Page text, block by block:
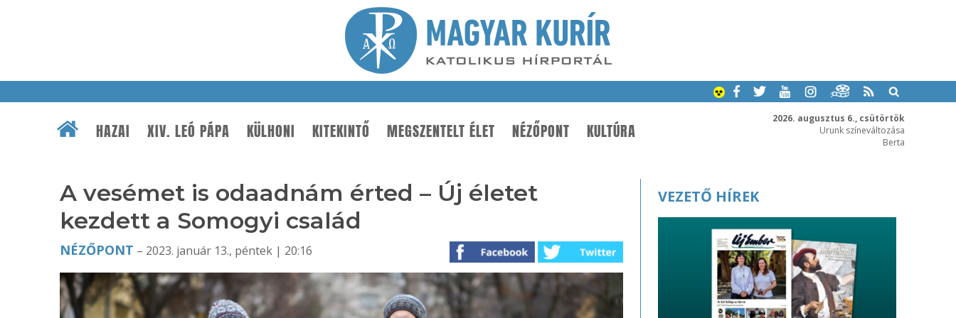
2026. augusztus 6., csütörtök
Urunk színeváltozása
Berta
HAZAI XIV. LEÓ PÁPA KÜLHONI KITEKINTŐ MEGSZENTELT ÉLET NÉZŐPONT KULTÚRA
A vesémet is odaadnám érted – Új életet
kezdett a Somogyi család
NÉZŐPONT – 2023. január 13., péntek | 20:16
VEZETŐ HÍREK